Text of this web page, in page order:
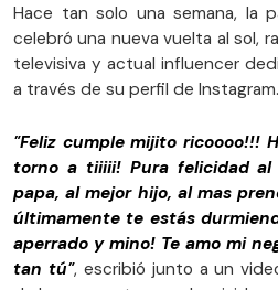
Hace tan solo una semana, la
celebró una nueva vuelta al sol,
televisiva y actual influencer
a través de su perfil de Instagram.
"Feliz cumple mijito ricoooo!!!
torno a tiiiii! Pura felicidad al
papa, al mejor hijo, al mas
últimamente te estás
aperrado y mino! Te amo mi
tan tú", escribió junto a un